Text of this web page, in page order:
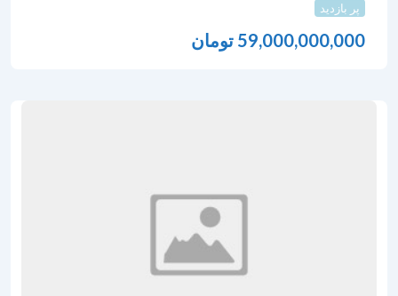
پر بازدید
59,000,000,000 تومان